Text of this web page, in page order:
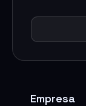
Empresa